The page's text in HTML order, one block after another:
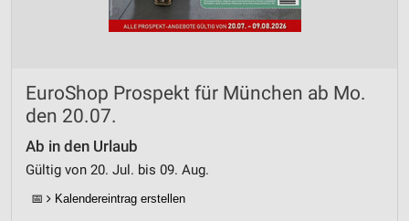
EuroShop Prospekt für München ab Mo.
den 20.07.
Ab in den Urlaub
Gültig von 20. Jul. bis 09. Aug.
📅 Kalendereintrag erstellen